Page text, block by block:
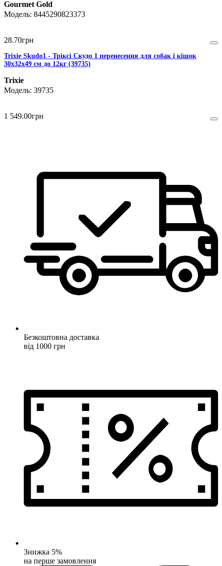
Gourmet Gold
8445290823373
28.70грн
Trixie Skudo1 - Тріксі Скудо 1 перенесення для собак і кішок
30х32х49 см до 12кг (39735)
Trixie
39735
1 549.00грн
Безкоштовна доставка
від 1000 грн
Знижка 5%
на перше замовлення